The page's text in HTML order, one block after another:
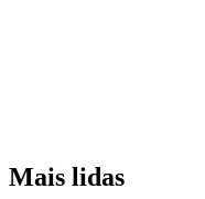
Mais lidas